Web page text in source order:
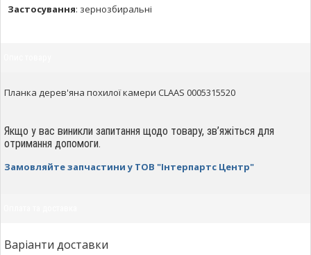
Застосування: зернозбиральні
Планка дерев'яна похилої камери CLAAS 0005315520
Якщо у вас виникли запитання щодо товару, зв’яжіться для
отримання допомоги.
Замовляйте запчастини у ТОВ "Інтерпартс Центр"
Варіанти доставки